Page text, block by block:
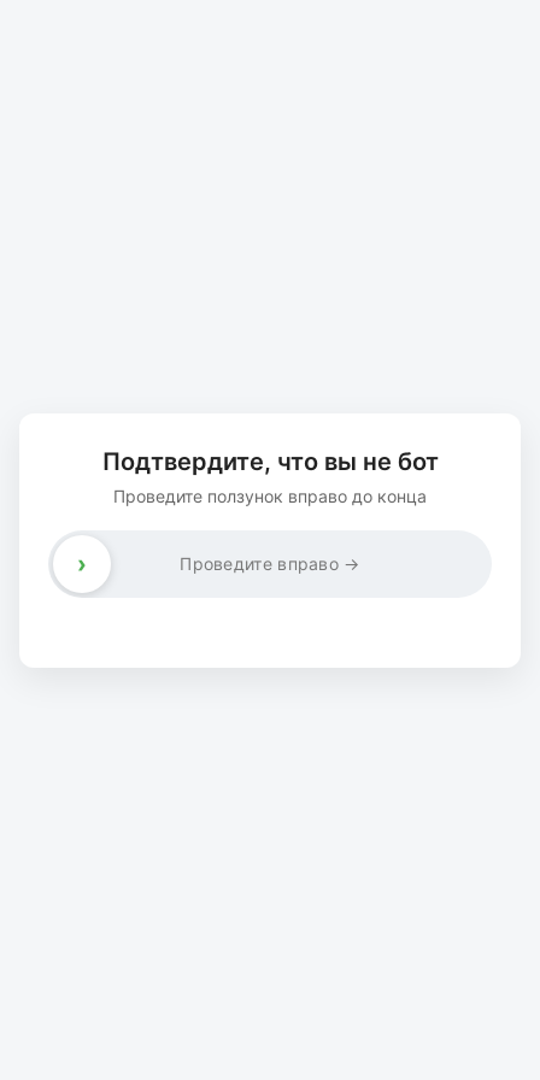
Подтвердите, что вы не бот
Проведите ползунок вправо до конца
Проведите вправо →
›